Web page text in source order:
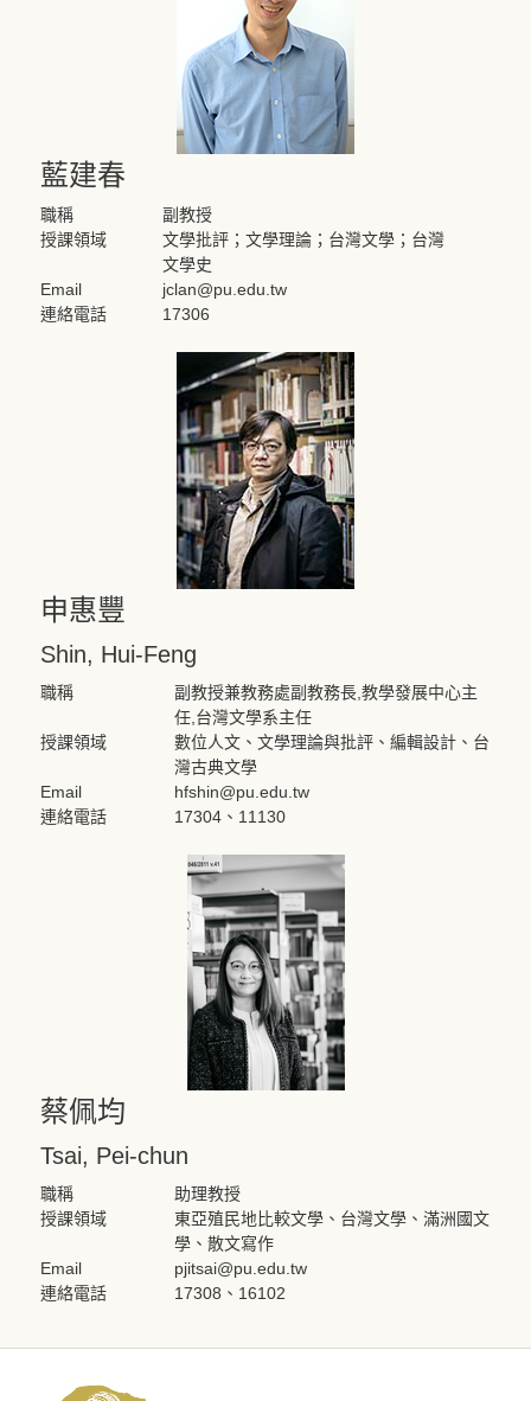
藍建春
職稱
副教授
授課領域
文學批評；文學理論；台灣文學；台灣
文學史
Email
jclan@pu.edu.tw
連絡電話
17306
申惠豐
Shin, Hui-Feng
職稱
副教授兼教務處副教務長,教學發展中心主
任,台灣文學系主任
授課領域
數位人文、文學理論與批評、編輯設計、台
灣古典文學
Email
hfshin@pu.edu.tw
連絡電話
17304、11130
蔡佩均
Tsai, Pei-chun
職稱
助理教授
授課領域
東亞殖民地比較文學、台灣文學、滿洲國文
學、散文寫作
Email
pjitsai@pu.edu.tw
連絡電話
17308、16102